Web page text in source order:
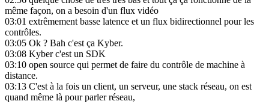
même façon, on a besoin d'un flux vidéo
03:01 extrêmement basse latence et un flux bidirectionnel pour les
contrôles.
03:05 Ok ? Bah c'est ça Kyber.
03:08 Kyber c'est un SDK
03:10 open source qui permet de faire du contrôle de machine à
distance.
03:13 C'est à la fois un client, un serveur, une stack réseau, on est
quand même là pour parler réseau,